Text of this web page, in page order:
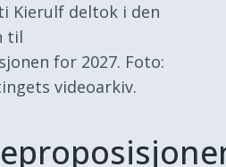
Kierulf deltok i den
til
for 2027. Foto:
videoarkiv.